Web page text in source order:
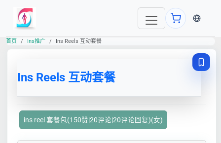
当前语
首页 Ins推广 Ins Reels 互动套餐
Ins Reels 互动套餐
ins reel 套餐包(150赞|20评论|20评论回复)(女)